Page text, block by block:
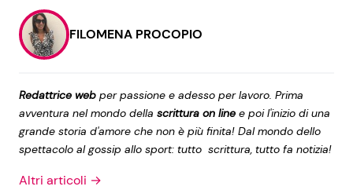
FILOMENA PROCOPIO
Redattrice web per passione e adesso per lavoro. Prima
avventura nel mondo della scrittura on line e poi l'inizio di una
grande storia d'amore che non è più finita! Dal mondo dello
spettacolo al gossip allo sport: tutto scrittura, tutto fa notizia!
Altri articoli →